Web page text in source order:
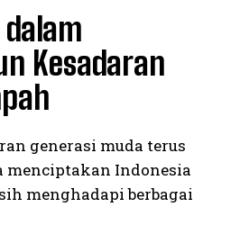
Kesadaran
generasi muda terus
menciptakan Indonesia
menghadapi berbagai